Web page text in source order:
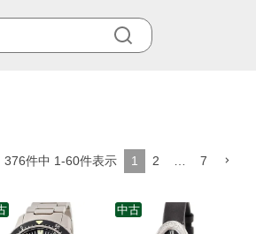
376件中 1-60件表示 1 2 … 7
中古